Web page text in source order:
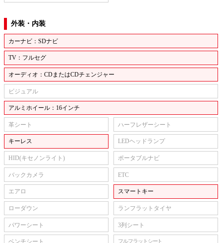
外装・内装
カーナビ：SDナビ
TV：フルセグ
オーディオ：CDまたはCDチェンジャー
ビジュアル
アルミホイール：16インチ
革シート ハーフレザーシート
キーレス LEDヘッドランプ
HID(キセノンライト) ポータブルナビ
バックカメラ ETC
エアロ スマートキー
ローダウン ランフラットタイヤ
パワーシート 3列シート
ベンチシート フルフラットシート